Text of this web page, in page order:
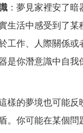
：夢見家裡安了
生活中感受到了某
工作、人際關係或
是你潛意識中自我
這樣的夢境也可能
。你可能在某個問